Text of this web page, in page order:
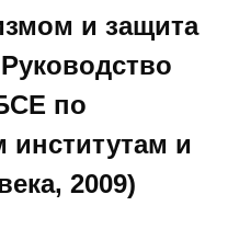
и защита
по
институтам и
2009)